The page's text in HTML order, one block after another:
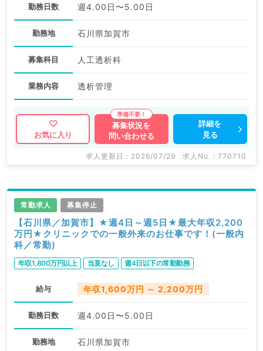
勤務日数 週4.00日〜5.00日
勤務地 石川県加賀市
募集科目 人工透析科
業務内容 透析管理
お気に入り
募集状況を
問い合わせる
詳細を
見る
求人更新日 : 2026/07/29 求人No. : 770710
常勤求人 募集停止
【石川県／加賀市】★週4日～週5日★最大年収2,200
万円★クリニックでの一般外来のお仕事です！(一般内
科／常勤)
年収1,800万円以上 当直なし 週4日以下の常勤勤務
給与 年収1,600万円 ～ 2,200万円
勤務日数 週4.00日〜5.00日
勤務地 石川県加賀市